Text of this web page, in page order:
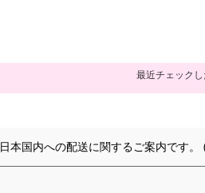
最近チェック
日本国内への配送に関するご案内です。